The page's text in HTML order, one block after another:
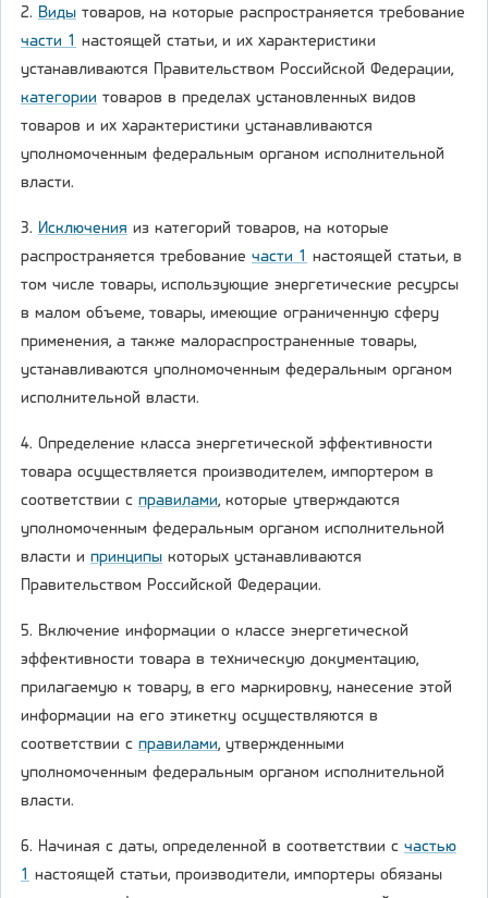
2. Виды товаров, на которые распространяется требование
части 1 настоящей статьи, и их характеристики
устанавливаются Правительством Российской Федерации,
категории товаров в пределах установленных видов
товаров и их характеристики устанавливаются
уполномоченным федеральным органом исполнительной
власти.
3. Исключения из категорий товаров, на которые
распространяется требование части 1 настоящей статьи, в
том числе товары, использующие энергетические ресурсы
в малом объеме, товары, имеющие ограниченную сферу
применения, а также малораспространенные товары,
устанавливаются уполномоченным федеральным органом
исполнительной власти.
4. Определение класса энергетической эффективности
товара осуществляется производителем, импортером в
соответствии с правилами, которые утверждаются
уполномоченным федеральным органом исполнительной
власти и принципы которых устанавливаются
Правительством Российской Федерации.
5. Включение информации о классе энергетической
эффективности товара в техническую документацию,
прилагаемую к товару, в его маркировку, нанесение этой
информации на его этикетку осуществляются в
соответствии с правилами, утвержденными
уполномоченным федеральным органом исполнительной
власти.
6. Начиная с даты, определенной в соответствии с частью
1 настоящей статьи, производители, импортеры обязаны